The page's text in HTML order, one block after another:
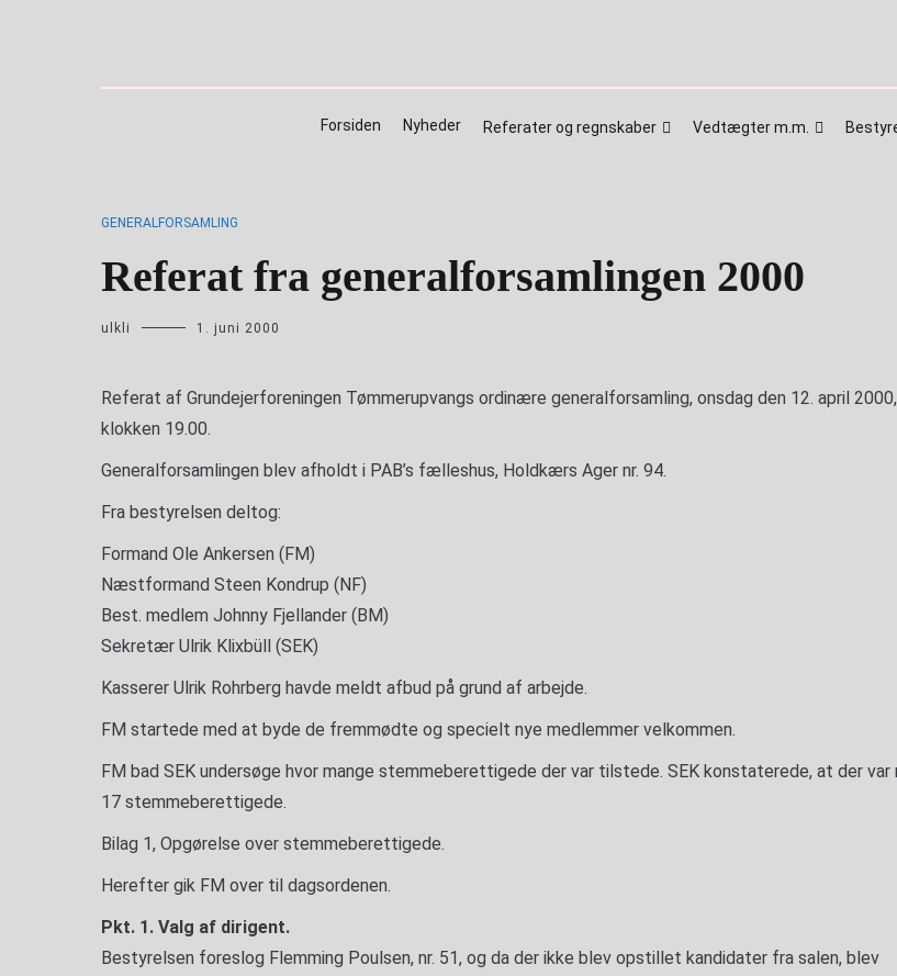
Forsiden Nyheder Referater og regnskaber Vedtægter m.m.
GENERALFORSAMLING
Referat fra generalforsamlingen 2000
ulkli 1. juni 2000
Referat af Grundejerforeningen Tømmerupvangs ordinære generalforsamling, onsdag den 12. april 2000,
klokken 19.00.
Generalforsamlingen blev afholdt i PAB’s fælleshus, Holdkærs Ager nr. 94.
Fra bestyrelsen deltog:
Formand Ole Ankersen (FM)
Næstformand Steen Kondrup (NF)
Best. medlem Johnny Fjellander (BM)
Sekretær Ulrik Klixbüll (SEK)
Kasserer Ulrik Rohrberg havde meldt afbud på grund af arbejde.
FM startede med at byde de fremmødte og specielt nye medlemmer velkommen.
FM bad SEK undersøge hvor mange stemmeberettigede der var tilstede. SEK konstaterede, at der var
17 stemmeberettigede.
Bilag 1, Opgørelse over stemmeberettigede.
Herefter gik FM over til dagsordenen.
Pkt. 1. Valg af dirigent.
Bestyrelsen foreslog Flemming Poulsen, nr. 51, og da der ikke blev opstillet kandidater fra salen, blev